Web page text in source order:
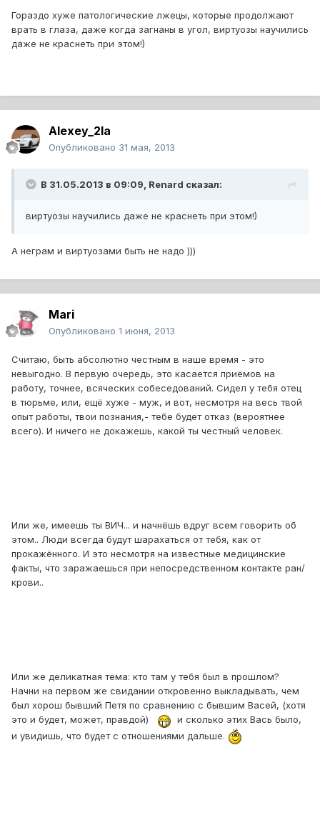
Гораздо хуже патологические лжецы, которые продолжают
врать в глаза, даже когда загнаны в угол, виртуозы научились
даже не краснеть при этом!)
Alexey_2la
Опубликовано 31 мая, 2013
В 31.05.2013 в 09:09, Renard сказал:
виртуозы научились даже не краснеть при этом!)
А неграм и виртуозами быть не надо )))
Mari
Опубликовано 1 июня, 2013
Считаю, быть абсолютно честным в наше время - это
невыгодно. В первую очередь, это касается приёмов на
работу, точнее, всяческих собеседований. Сидел у тебя отец
в тюрьме, или, ещё хуже - муж, и вот, несмотря на весь твой
опыт работы, твои познания,- тебе будет отказ (вероятнее
всего). И ничего не докажешь, какой ты честный человек.
Или же, имеешь ты ВИЧ... и начнёшь вдруг всем говорить об
этом.. Люди всегда будут шарахаться от тебя, как от
прокажённого. И это несмотря на известные медицинские
факты, что заражаешься при непосредственном контакте ран/
крови..
Или же деликатная тема: кто там у тебя был в прошлом?
Начни на первом же свидании откровенно выкладывать, чем
был хорош бывший Петя по сравнению с бывшим Васей, (хотя
это и будет, может, правдой)
и сколько этих Вась было,
и увидишь, что будет с отношениями дальше.